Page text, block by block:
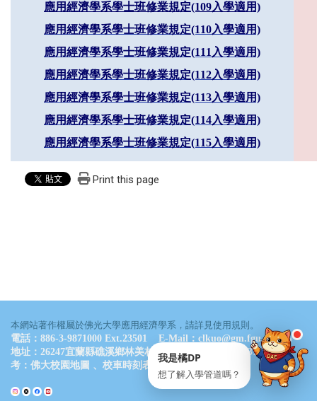
應用經濟學系學士班修業規定(109入學適用)
應用經濟學系學士班修業規定(110入學適用)
應用經濟學系學士班修業規定(111入學適用)
應用經濟學系學士班修業規定(112入學適用)
應用經濟學系學士班修業規定(113入學適用)
應用經濟學系學士班修業規定(114入學適用)
應用經濟學系學士班修業規定(115入學適用)
Print this page
本網站著作權屬於佛光大學應用經濟學系，請詳見使用規則。
電話：886-3-9871000 Ext.23501 E-Mail：clkuo@gm.fgu.edu.tw
地址：26247宜蘭縣礁溪鄉林美村林尾路160號 德香樓B311室 參
考： 佛大校園地圖 、 校車時刻表
我是橘DP
想了解入學管道嗎？
LINE 諮詢
點一下就能問我問題